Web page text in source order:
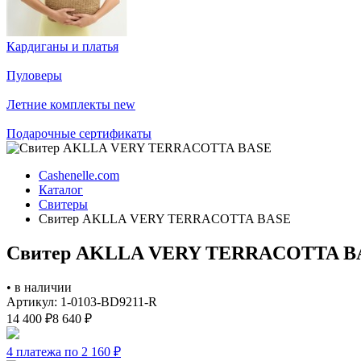
Кардиганы и платья
Пуловеры
Летние комплекты new
Подарочные сертификаты
Cashenelle.com
Каталог
Свитеры
Свитер AKLLA VERY TERRACOTTA BASE
Свитер AKLLA VERY TERRACOTTA
• в наличии
Артикул: 1-0103-BD9211-R
14 400 ₽8 640 ₽
4 платежа по 2 160 ₽